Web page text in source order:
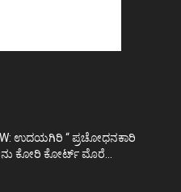
ಉದಯಗಿರಿ “ ಪ್ರಚೋಧನಕಾರಿ
ಕೋರಿ ಕೋರ್ಟ್‌ ಮೊರೆ...